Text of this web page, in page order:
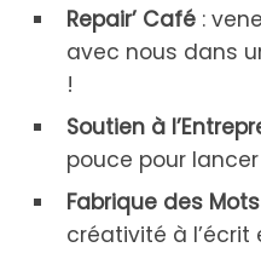
Repair’ Café :
avec nous dans
!
Soutien à
pouce pour
Fabrique des Mots
créativité à l’écrit